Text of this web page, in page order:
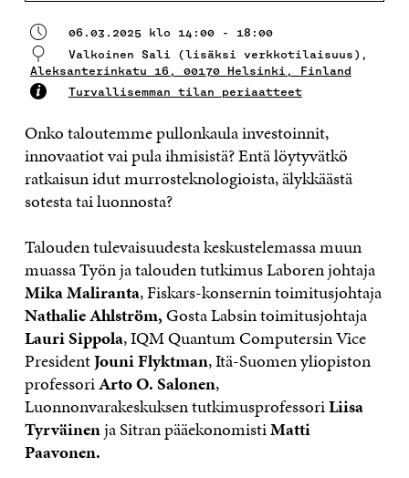
06.03.2025 klo 14:00 - 18:00
Valkoinen Sali (lisäksi verkkotilaisuus),
Aleksanterinkatu 16, 00170 Helsinki, Finland
Turvallisemman tilan periaatteet
Onko taloutemme pullonkaula investoinnit,
innovaatiot vai pula ihmisistä? Entä löytyvätkö
ratkaisun idut murrosteknologioista, älykkäästä
sotesta tai luonnosta?
Talouden tulevaisuudesta keskustelemassa muun
muassa Työn ja talouden tutkimus Laboren johtaja
Mika Maliranta, Fiskars-konsernin toimitusjohtaja
Nathalie Ahlström,Gosta Labsin toimitusjohtaja
Lauri Sippola, IQM Quantum Computersin Vice
PresidentJouni Flyktman, Itä-Suomen yliopiston
professoriArto O. Salonen,
Luonnonvarakeskuksen tutkimusprofessoriLiisa
Tyrväinenja Sitran pääekonomistiMatti
Paavonen.